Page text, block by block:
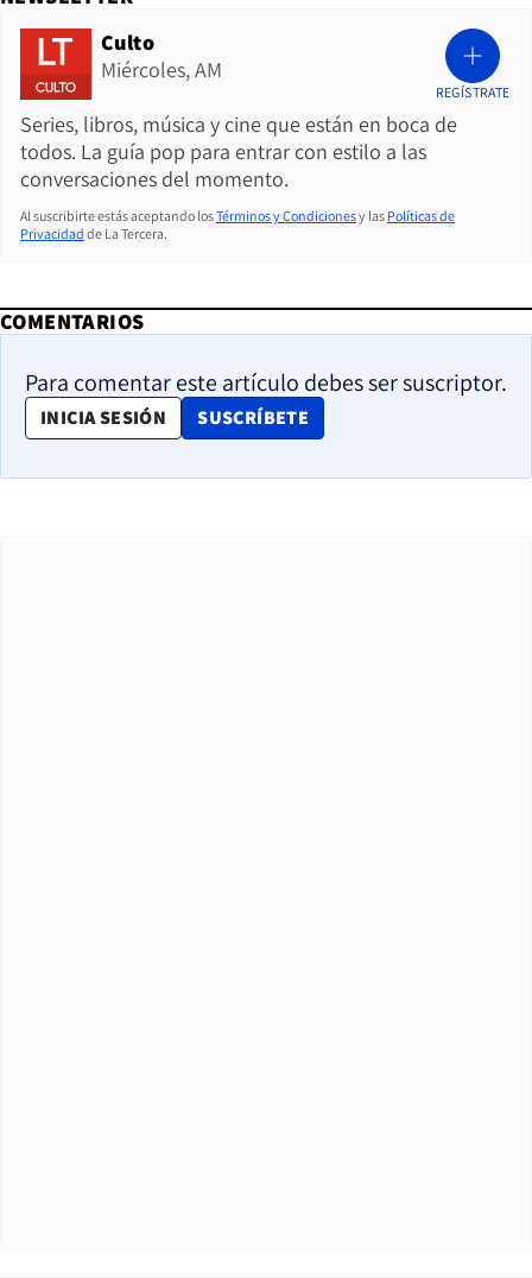
Culto
Miércoles, AM
Series, libros, música y cine que están en boca de
todos. La guía pop para entrar con estilo a las
conversaciones del momento.
REGÍSTRATE
Al suscribirte estás aceptando losTérminos y Condicionesy las Políticas de
Privacidad de La Tercera.
COMENTARIOS
Para comentar este artículo debes ser suscriptor.
INICIA SESIÓN SUSCRÍBETE
OPENS IN NEW WINDOW